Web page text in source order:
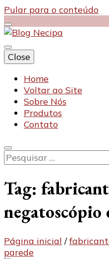
Pular para o conteúdo
Blog
Close
Home
Voltar ao Site
Sobre Nós
Produtos
Contato
Pesquisar
por:
Tag:
negatoscópio
Página inicial /
parede